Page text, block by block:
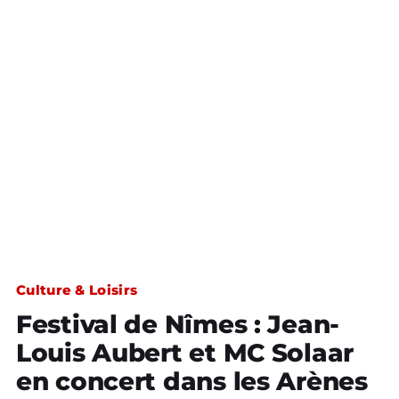
Culture & Loisirs
Festival de Nîmes : Jean-
Louis Aubert et MC Solaar
en concert dans les Arènes